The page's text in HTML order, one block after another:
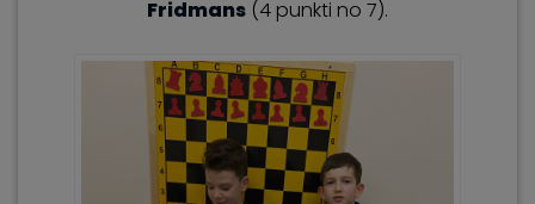
Fridmans (4 punkti no 7).